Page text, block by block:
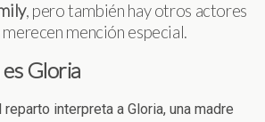
, pero también hay otros actores
mención especial.
Gloria
interpreta a Gloria, una madre